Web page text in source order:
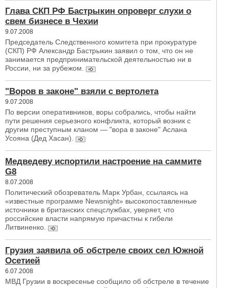
Глава СКП РФ Бастрыкин опроверг слухи о
свем бизнесе в Чехии
9.07.2008
Председатель Следственного комитета при прокуратуре
(СКП) РФ Александр Бастрыкин заявил о том, что он не
занимается предпринимательской деятельностью ни в
России, ни за рубежом.
"Воров в законе" взяли с вертолета
9.07.2008
По версии оперативников, воры собрались, чтобы найти
пути решения серьезного конфликта, который возник с
другим преступным кланом — "вора в законе" Аслана
Усояна (Дед Хасан).
Медведеву испортили настроение на саммите
G8
8.07.2008
Политический обозреватель Марк Урбан, ссылаясь на
«известные программе Newsnight» высокопоставленные
источники в британских спецслужбах, уверяет, что
российские власти напрямую причастны к гибели
Литвиненко.
Грузия заявила об обстреле своих сел Южной
Осетией
6.07.2008
МВД Грузии в воскресенье сообщило об обстреле в течение